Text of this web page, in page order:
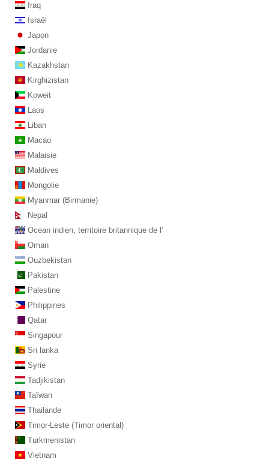
Iraq
Israël
Japon
Jordanie
Kazakhstan
Kirghizistan
Koweit
Laos
Liban
Macao
Malaisie
Maldives
Mongolie
Myanmar (Birmanie)
Nepal
Ocean indien, territoire britannique de l’
Oman
Ouzbekistan
Pakistan
Palestine
Philippines
Qatar
Singapour
Sri lanka
Syrie
Tadjikistan
Taïwan
Thailande
Timor-Leste (Timor oriental)
Turkmenistan
Vietnam